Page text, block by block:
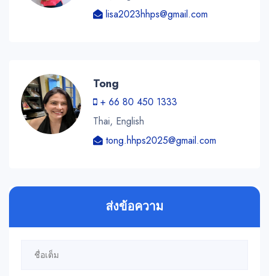
lisa2023hhps@gmail.com
Tong
+ 66 80 450 1333
Thai, English
tong.hhps2025@gmail.com
ส่งข้อความ